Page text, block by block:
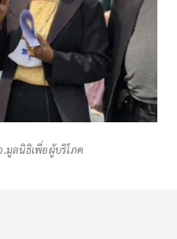
มูลนิธิเพื่อผู้บริโภค